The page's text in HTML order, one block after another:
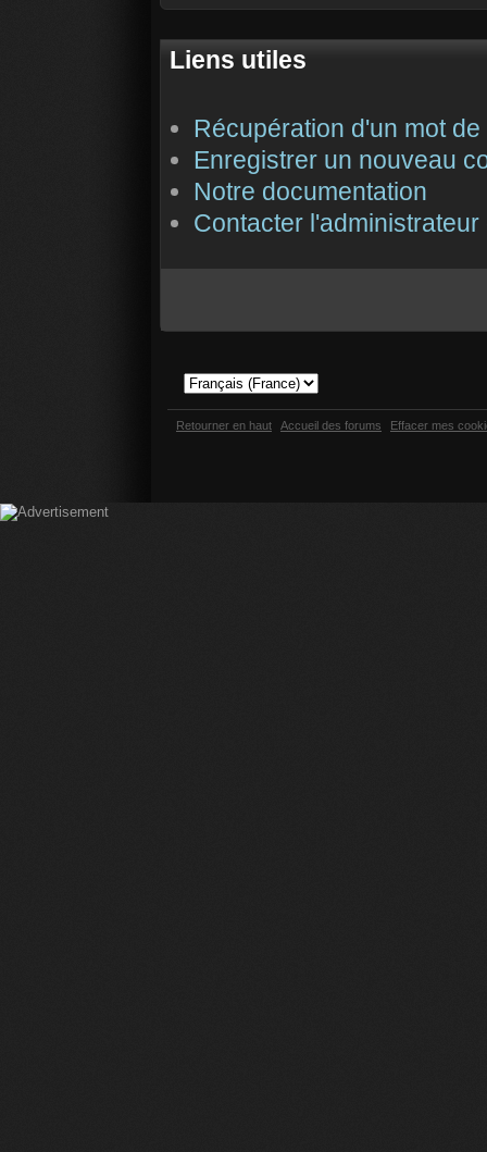
Liens utiles
Récupération d'un mot
Enregistrer un nouveau
Notre documentation
Contacter
Retourner en haut Accueil des forums Effacer mes